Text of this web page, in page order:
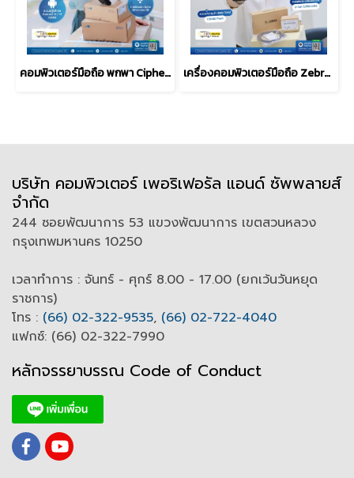
คอมพิวเตอร์มือถือ พกพา Cipherlab RS36 Touch Mobile Computer เครื่องคอมพิวเตอร์มือถือ Zebra TC27 Mobile Computer 5G
บริษัท คอมพิวเตอร์ เพอริเฟอรัล แอนด์ ซัพพลายส์
จำกัด
244 ซอยพัฒนาการ 53 แขวงพัฒนาการ เขตสวนหลวง
กรุงเทพมหานคร 10250
เวลาทำการ : จันทร์ - ศุกร์ 8.00 - 17.00 (ยกเว้นวันหยุด
ราชการ)
โทร : (66) 02-322-9535, (66) 02-722-4040
แฟกซ์: (66) 02-322-7990
หลักจรรยาบรรณ Code of Conduct